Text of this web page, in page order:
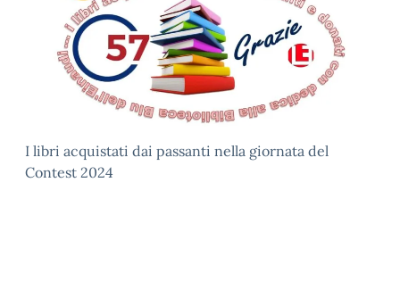
I libri acquistati dai passanti nella giornata del
Contest 2024